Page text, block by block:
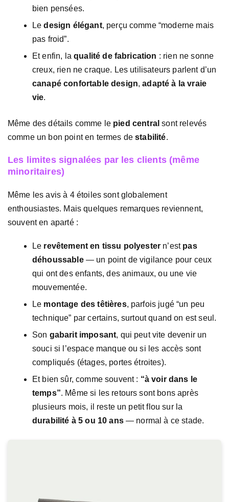
bien pensées.
Ledesign élégant, perçu comme “moderne mais
pas froid”.
Et enfin, laqualité de fabrication : rien ne sonne
creux, rien ne craque. Les utilisateurs parlent d’un
canapé confortable design,adapté à la vraie
vie.
Même des détails comme le pied central sont relevés
comme un bon point en termes destabilité.
Les limites signalées par les clients (même
minoritaires)
Même les avis à 4 étoiles sont globalement
enthousiastes. Mais quelques remarques reviennent,
souvent en aparté :
Le revêtement en tissu polyester n’est pas
déhoussable— un point de vigilance pour ceux
qui ont des enfants, des animaux, ou une vie
mouvementée.
Le montage des têtières, parfois jugé “un peu
technique” par certains, surtout quand on est seul.
Son gabarit imposant, qui peut vite devenir un
souci si l’espace manque ou si les accès sont
compliqués (étages, portes étroites).
Et bien sûr, comme souvent : “à voir dans le
temps”. Même si les retours sont bons après
plusieurs mois, il reste un petit flou sur la
durabilité à 5 ou 10 ans— normal à ce stade.